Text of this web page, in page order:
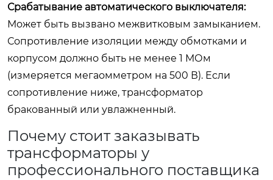
Срабатывание автоматического выключателя:
Может быть вызвано межвитковым замыканием.
Сопротивление изоляции между обмотками и
корпусом должно быть не менее 1 МОм
(измеряется мегаомметром на 500 В). Если
сопротивление ниже, трансформатор
бракованный или увлажненный.
Почему стоит заказывать
трансформаторы у
профессионального поставщика